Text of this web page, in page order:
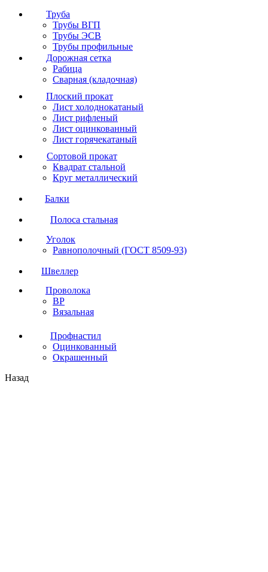
Труба
Трубы ВГП
Трубы ЭСВ
Трубы профильные
Дорожная сетка
Рабица
Сварная (кладочная)
Плоский прокат
Лист холоднокатаный
Лист рифленый
Лист оцинкованный
Лист горячекатаный
Сортовой прокат
Квадрат стальной
Круг металлический
Балки
Полоса стальная
Уголок
Равнополочный (ГОСТ 8509-93)
Швеллер
Проволока
ВР
Вязальная
Профнастил
Оцинкованный
Окрашенный
Назад